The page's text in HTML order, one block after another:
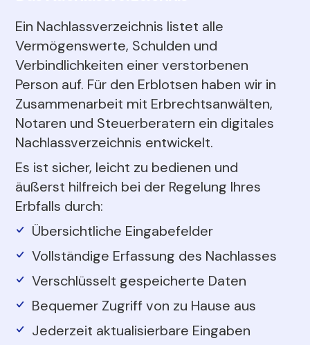
Ein Nachlassverzeichnis listet alle
Vermögenswerte, Schulden und
Verbindlichkeiten einer verstorbenen
Person auf. Für den Erblotsen haben wir in
Zusammenarbeit mit Erbrechtsanwälten,
Notaren und Steuerberatern ein digitales
Nachlassverzeichnis entwickelt.
Es ist sicher, leicht zu bedienen und
äußerst hilfreich bei der Regelung Ihres
Erbfalls durch:
Übersichtliche Eingabefelder
Vollständige Erfassung des Nachlasses
Verschlüsselt gespeicherte Daten
Bequemer Zugriff von zu Hause aus
Jederzeit aktualisierbare Eingaben